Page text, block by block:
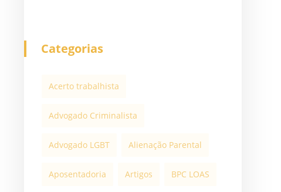
Categorias
Acerto trabalhista
Advogado Criminalista
Advogado LGBT Alienação Parental
Aposentadoria Artigos BPC LOAS